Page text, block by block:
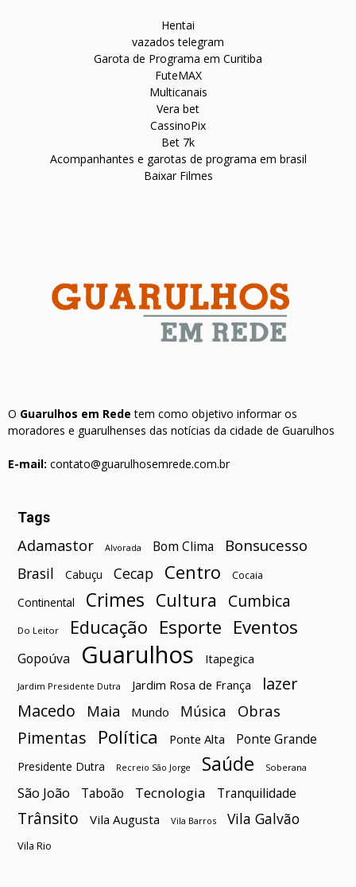
Hentai
vazados telegram
Garota de Programa em Curitiba
FuteMAX
Multicanais
Vera bet
CassinoPix
Bet 7k
Acompanhantes e garotas de programa em brasil
Baixar Filmes
O Guarulhos em Rede tem como objetivo informar os
moradores e guarulhenses das notícias da cidade de Guarulhos
E-mail: contato@guarulhosemrede.com.br
Tags
Adamastor Alvorada Bom Clima Bonsucesso
Brasil Cabuçu Cecap Centro Cocaia
Continental Crimes Cultura Cumbica
Do Leitor Educação Esporte Eventos
Gopoúva Guarulhos Itapegica
Jardim Presidente Dutra Jardim Rosa de França
lazer
Macedo
Maia Mundo Música Obras
Pimentas Política Ponte Alta Ponte Grande
Presidente Dutra Recreio São Jorge Saúde Soberana
São João Taboão Tecnologia Tranquilidade
Trânsito Vila Augusta Vila Barros Vila Galvão
Vila Rio